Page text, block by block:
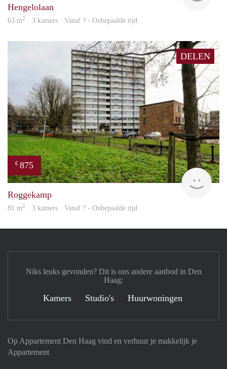
Hengelolaan
63 m2 · 3 kamers · Vanaf ? - Onbepaalde tijd
DELEN
€ 875
rent
Roggekamp
81 m2 · 3 kamers · Vanaf ? - Onbepaalde tijd
Op Appartement Den Haag vind en verhuur je makkelijk je
Appartement
Niks leuks gevonden? Dit is ons andere aanbod in Den
Haag:
Kamers Studio's Huurwoningen